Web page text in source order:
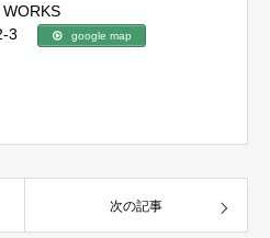
3
google map
次の記事